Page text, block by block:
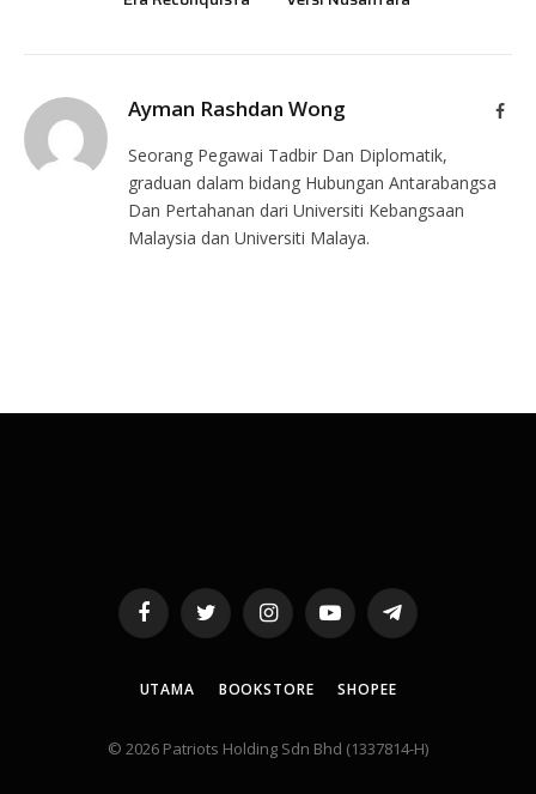
Ayman Rashdan Wong
Seorang Pegawai Tadbir Dan Diplomatik,
graduan dalam bidang Hubungan Antarabangsa
Dan Pertahanan dari Universiti Kebangsaan
Malaysia dan Universiti Malaya.
FacebookTwitter InstagramYouTubeTelegram
UTAMA BOOKSTORE SHOPEE
© 2026 Patriots Holding Sdn Bhd (1337814-H)